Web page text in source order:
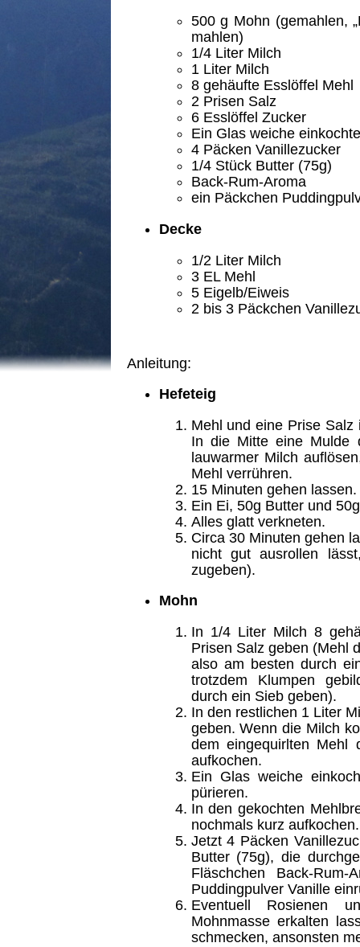
500g Mohn (gemahlen,
mahlen)
1/4Liter Milch
1Liter Milch
8gehäufte Esslöffel Mehl
2Prisen Salz
6Esslöffel Zucker
Ein Glas weiche
4Päcken Vanillezucker
1/4Stück Butter (75g)
Back-Rum-Aroma
ein Päckchen
Decke
1/2 Liter Milch
3EL Mehl
5Eigelb/Eiweis
2 bis 3 Päckchen
Anleitung:
Hefeteig
Mehl und eine Prise
In die Mitte eine Mulde
lauwarmer Milch
Mehl verrühren.
15 Minuten gehen lassen.
Ein Ei, 50g Butter und
Alles glatt verkneten.
Circa 30 Minuten gehen
nicht gut ausrollen
zugeben).
Mohn
In 1/4 Liter Milch 8
Prisen Salz geben (Mehl
also am besten durch
trotzdem Klumpen
durch ein Sieb geben).
In den restlichen 1 Liter
geben. Wenn die Milch
dem eingequirlten Mehl
aufkochen.
Ein Glas weiche
pürieren.
In den gekochten
nochmals kurz aufkochen.
Jetzt 4 Päcken
Butter (75g), die
Fläschchen Back-
Puddingpulver Vanille
Eventuell Rosienen
Mohnmasse erkalten
schmecken, ansonsten